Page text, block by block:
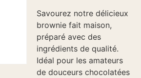
Savourez notre délicieux
brownie fait maison,
préparé avec des
ingrédients de qualité.
Idéal pour les amateurs
de douceurs chocolatées